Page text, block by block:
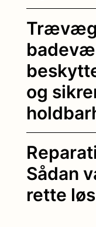
og
Sådan
rette